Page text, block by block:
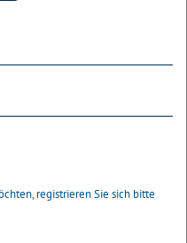
registrieren Sie sich bitte